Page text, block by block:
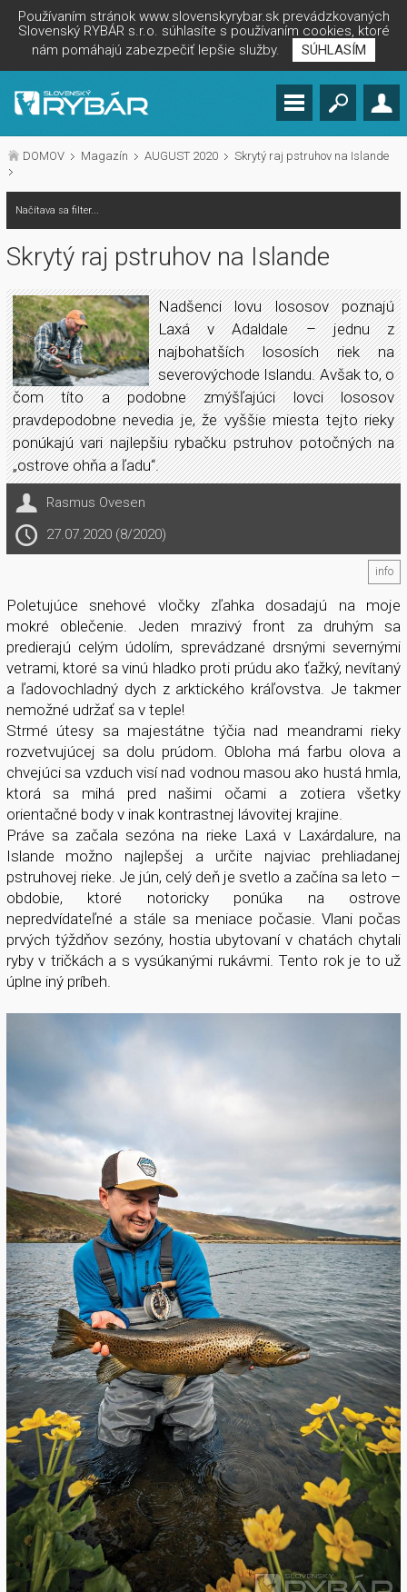
Používaním stránok www.slovenskyrybar.sk prevádzkovaných
Slovenský RYBÁR s.r.o. súhlasíte s používaním cookies, ktoré
nám pomáhajú zabezpečiť lepšie služby.
SÚHLASÍM
DOMOV Magazín AUGUST 2020 Skrytý raj pstruhov na Islande
Načítava sa filter...
Skrytý raj pstruhov na Islande
Nadšenci lovu lososov poznajú
Laxá v Adaldale – jednu z
najbohatších lososích riek na
severovýchode Islandu. Avšak to, o
čom títo a podobne zmýšľajúci lovci lososov
pravdepodobne nevedia je, že vyššie miesta tejto rieky
ponúkajú vari najlepšiu rybačku pstruhov potočných na
„ostrove ohňa a ľadu“.
Rasmus Ovesen
27.07.2020 (8/2020)
info
Poletujúce snehové vločky zľahka dosadajú na moje
mokré oblečenie. Jeden mrazivý front za druhým sa
predierajú celým údolím, sprevádzané drsnými severnými
vetrami, ktoré sa vinú hladko proti prúdu ako ťažký, nevítaný
a ľadovochladný dych z arktického kráľovstva. Je takmer
nemožné udržať sa v teple!
Strmé útesy sa majestátne týčia nad meandrami rieky
rozvetvujúcej sa dolu prúdom. Obloha má farbu olova a
chvejúci sa vzduch visí nad vodnou masou ako hustá hmla,
ktorá sa mihá pred našimi očami a zotiera všetky
orientačné body v inak kontrastnej lávovitej krajine.
Práve sa začala sezóna na rieke Laxá v Laxárdalure, na
Islande možno najlepšej a určite najviac prehliadanej
pstruhovej rieke. Je jún, celý deň je svetlo a začína sa leto –
obdobie, ktoré notoricky ponúka na ostrove
nepredvídateľné a stále sa meniace počasie. Vlani počas
prvých týždňov sezóny, hostia ubytovaní v chatách chytali
ryby v tričkách a s vysúkanými rukávmi. Tento rok je to už
úplne iný príbeh.